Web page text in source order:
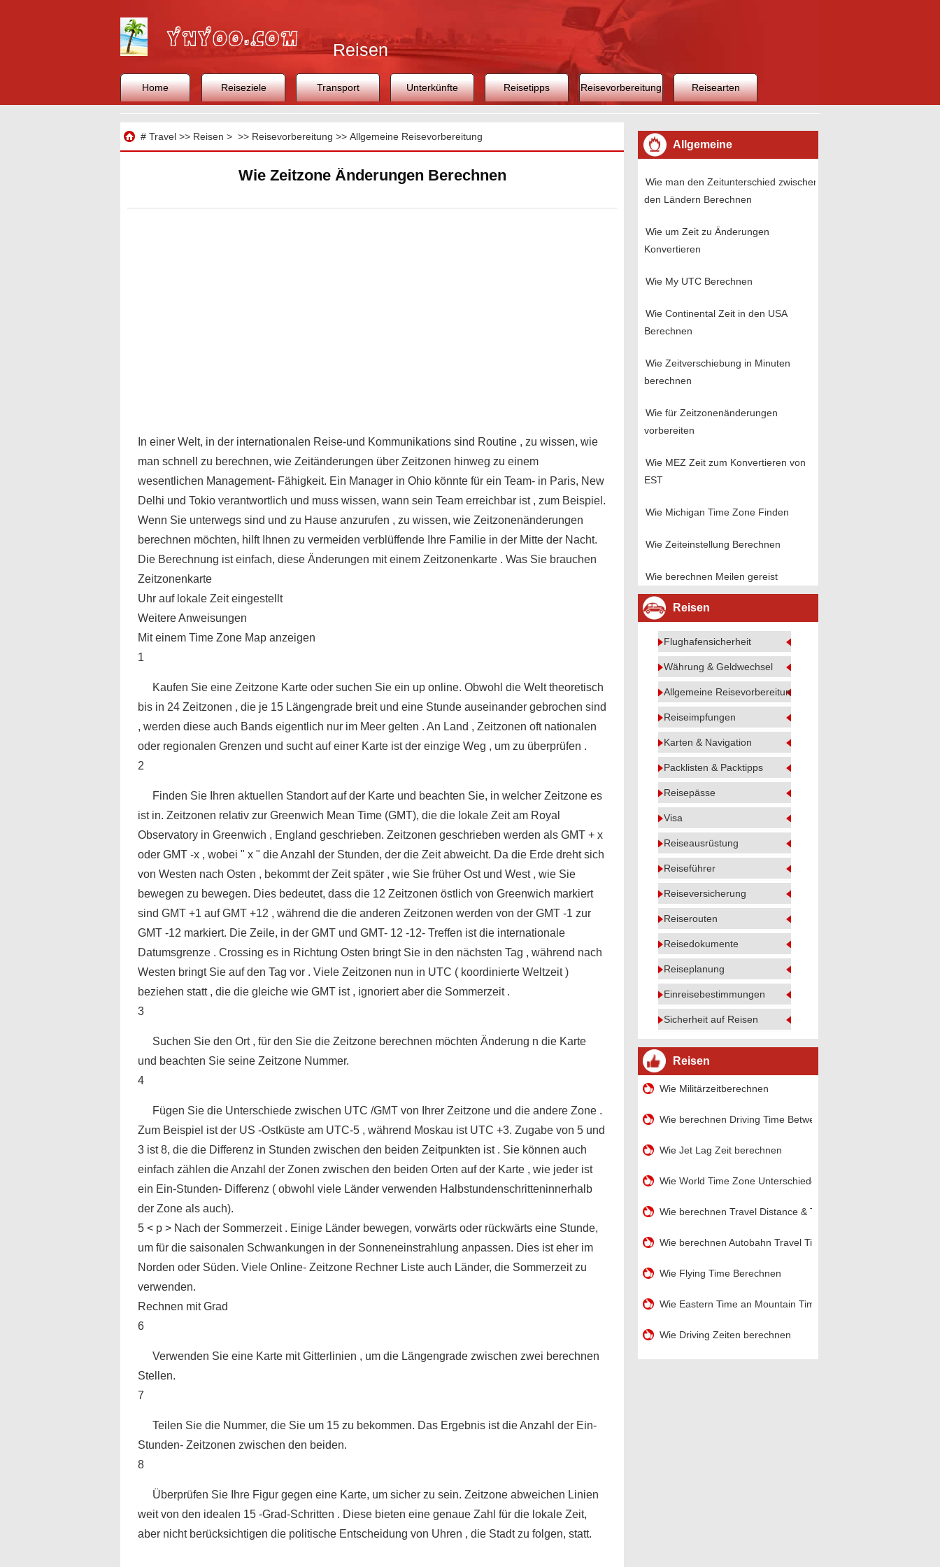
Reisen
Home Reiseziele Transport Unterkünfte Reisetipps Reisevorbereitung Reisearten
# Travel>> Reisen > >> Reisevorbereitung >> Allgemeine Reisevorbereitung
Wie Zeitzone Änderungen Berechnen
In einer Welt, in der internationalen Reise-und Kommunikations sind Routine , zu wissen, wie
man schnell zu berechnen, wie Zeitänderungen über Zeitzonen hinweg zu einem
wesentlichen Management- Fähigkeit. Ein Manager in Ohio könnte für ein Team- in Paris, New
Delhi und Tokio verantwortlich und muss wissen, wann sein Team erreichbar ist , zum Beispiel.
Wenn Sie unterwegs sind und zu Hause anzurufen , zu wissen, wie Zeitzonenänderungen
berechnen möchten, hilft Ihnen zu vermeiden verblüffende Ihre Familie in der Mitte der Nacht.
Die Berechnung ist einfach, diese Änderungen mit einem Zeitzonenkarte . Was Sie brauchen
Zeitzonenkarte
Uhr auf lokale Zeit eingestellt
Weitere Anweisungen
Mit einem Time Zone Map anzeigen
1
Kaufen Sie eine Zeitzone Karte oder suchen Sie ein up online. Obwohl die Welt theoretisch
bis in 24 Zeitzonen , die je 15 Längengrade breit und eine Stunde auseinander gebrochen sind
, werden diese auch Bands eigentlich nur im Meer gelten . An Land , Zeitzonen oft nationalen
oder regionalen Grenzen und sucht auf einer Karte ist der einzige Weg , um zu überprüfen .
2
Finden Sie Ihren aktuellen Standort auf der Karte und beachten Sie, in welcher Zeitzone es
ist in. Zeitzonen relativ zur Greenwich Mean Time (GMT), die die lokale Zeit am Royal
Observatory in Greenwich , England geschrieben. Zeitzonen geschrieben werden als GMT + x
oder GMT -x , wobei " x " die Anzahl der Stunden, der die Zeit abweicht. Da die Erde dreht sich
von Westen nach Osten , bekommt der Zeit später , wie Sie früher Ost und West , wie Sie
bewegen zu bewegen. Dies bedeutet, dass die 12 Zeitzonen östlich von Greenwich markiert
sind GMT +1 auf GMT +12 , während die die anderen Zeitzonen werden von der GMT -1 zur
GMT -12 markiert. Die Zeile, in der GMT und GMT- 12 -12- Treffen ist die internationale
Datumsgrenze . Crossing es in Richtung Osten bringt Sie in den nächsten Tag , während nach
Westen bringt Sie auf den Tag vor . Viele Zeitzonen nun in UTC ( koordinierte Weltzeit )
beziehen statt , die die gleiche wie GMT ist , ignoriert aber die Sommerzeit .
3
Suchen Sie den Ort , für den Sie die Zeitzone berechnen möchten Änderung n die Karte
und beachten Sie seine Zeitzone Nummer.
4
Fügen Sie die Unterschiede zwischen UTC /GMT von Ihrer Zeitzone und die andere Zone .
Zum Beispiel ist der US -Ostküste am UTC-5 , während Moskau ist UTC +3. Zugabe von 5 und
3 ist 8, die die Differenz in Stunden zwischen den beiden Zeitpunkten ist . Sie können auch
einfach zählen die Anzahl der Zonen zwischen den beiden Orten auf der Karte , wie jeder ist
ein Ein-Stunden- Differenz ( obwohl viele Länder verwenden Halbstundenschritteninnerhalb
der Zone als auch).
5 < p > Nach der Sommerzeit . Einige Länder bewegen, vorwärts oder rückwärts eine Stunde,
um für die saisonalen Schwankungen in der Sonneneinstrahlung anpassen. Dies ist eher im
Norden oder Süden. Viele Online- Zeitzone Rechner Liste auch Länder, die Sommerzeit zu
verwenden.
Rechnen mit Grad
6
Verwenden Sie eine Karte mit Gitterlinien , um die Längengrade zwischen zwei berechnen
Stellen.
7
Teilen Sie die Nummer, die Sie um 15 zu bekommen. Das Ergebnis ist die Anzahl der Ein-
Stunden- Zeitzonen zwischen den beiden.
8
Überprüfen Sie Ihre Figur gegen eine Karte, um sicher zu sein. Zeitzone abweichen Linien
weit von den idealen 15 -Grad-Schritten . Diese bieten eine genaue Zahl für die lokale Zeit,
aber nicht berücksichtigen die politische Entscheidung von Uhren , die Stadt zu folgen, statt.
Allgemeine
Wie man den Zeitunterschied zwischen
den Ländern Berechnen
Wie um Zeit zu Änderungen
Konvertieren
Wie My UTC Berechnen
Wie Continental Zeit in den USA
Berechnen
Wie Zeitverschiebung in Minuten
berechnen
Wie für Zeitzonenänderungen
vorbereiten
Wie MEZ Zeit zum Konvertieren von
EST
Wie Michigan Time Zone Finden
Wie Zeiteinstellung Berechnen
Wie berechnen Meilen gereist
Reisen
Flughafensicherheit
Währung & Geldwechsel
Allgemeine Reisevorbereitung
Reiseimpfungen
Karten & Navigation
Packlisten & Packtipps
Reisepässe
Visa
Reiseausrüstung
Reiseführer
Reiseversicherung
Reiserouten
Reisedokumente
Reiseplanung
Einreisebestimmungen
Sicherheit auf Reisen
Reisen
Wie Militärzeitberechnen
Wie berechnen Driving Time Between Städte
Wie Jet Lag Zeit berechnen
Wie World Time Zone Unterschiede Berechnen
Wie berechnen Travel Distance & Time
Wie berechnen Autobahn Travel Time
Wie Flying Time Berechnen
Wie Eastern Time an Mountain Time umrechnen
Wie Driving Zeiten berechnen